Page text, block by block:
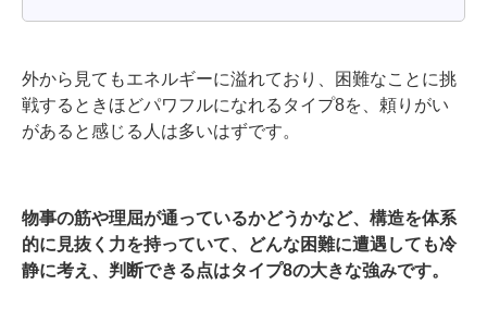
外から見てもエネルギーに溢れており、困難なことに挑
戦するときほどパワフルになれるタイプ8を、頼りがい
があると感じる人は多いはずです。
物事の筋や理屈が通っているかどうかなど、構造を体系
的に見抜く力を持っていて、どんな困難に遭遇しても冷
静に考え、判断できる点はタイプ8の大きな強みです。